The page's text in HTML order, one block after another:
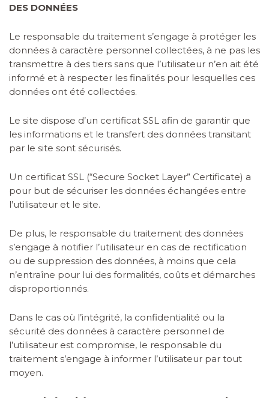
DES DONNÉES
Le responsable du traitement s’engage à protéger les
données à caractère personnel collectées, à ne pas les
transmettre à des tiers sans que l’utilisateur n’en ait été
informé et à respecter les finalités pour lesquelles ces
données ont été collectées.
Le site dispose d’un certificat SSL afin de garantir que
les informations et le transfert des données transitant
par le site sont sécurisés.
Un certificat SSL (“Secure Socket Layer” Certificate) a
pour but de sécuriser les données échangées entre
l’utilisateur et le site.
De plus, le responsable du traitement des données
s’engage à notifier l’utilisateur en cas de rectification
ou de suppression des données, à moins que cela
n’entraîne pour lui des formalités, coûts et démarches
disproportionnés.
Dans le cas où l’intégrité, la confidentialité ou la
sécurité des données à caractère personnel de
l’utilisateur est compromise, le responsable du
traitement s’engage à informer l’utilisateur par tout
moyen.